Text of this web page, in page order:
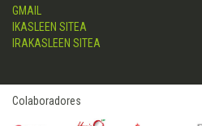
GMAIL
IKASLEEN SITEA
IRAKASLEEN SITEA
Colaboradores